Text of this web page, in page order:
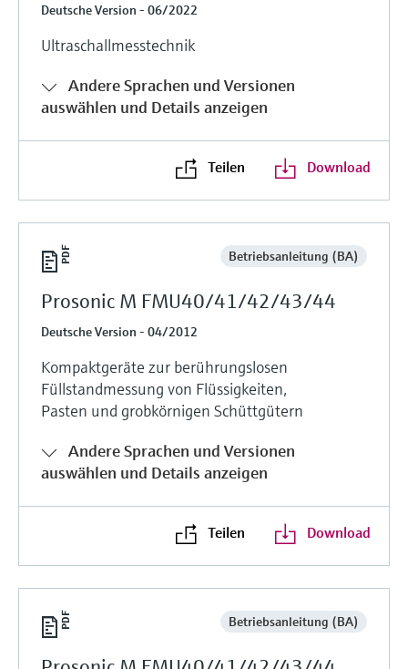
Deutsche Version - 06/2022
Ultraschallmesstechnik
Andere Sprachen und Versionen
auswählen und Details anzeigen
Teilen Download
Betriebsanleitung (BA)
Prosonic M FMU40/41/42/43/44
Deutsche Version - 04/2012
Kompaktgeräte zur berührungslosen
Füllstandmessung von Flüssigkeiten,
Pasten und grobkörnigen Schüttgütern
Andere Sprachen und Versionen
auswählen und Details anzeigen
Teilen Download
Betriebsanleitung (BA)